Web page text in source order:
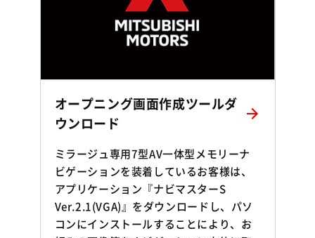
オープニング画面作成ツールダ
ウンロード
ミラージュ専用7型AV一体型メモリーナ
ビゲーションを装着しているお客様は、
アプリケーション『ナビマスターS
Ver.2.1(VGA)』をダウンロードし、パソ
コンにインストールすることにより、お